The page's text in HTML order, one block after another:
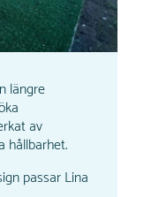
längre
av
hållbarhet.
passar Lina